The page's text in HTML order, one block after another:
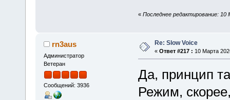
« Последнее редактирование:
rn3aus
Администратор
Ветеран
Сообщений: 3936
Re: Slow Voice
« Ответ #217 : 10 Марта
Да, принцип
Режим,